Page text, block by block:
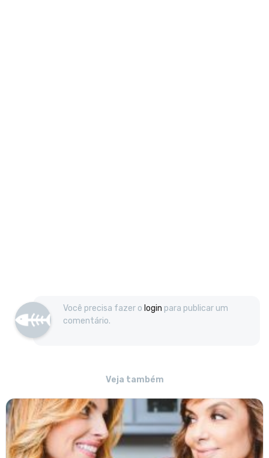
Você precisa fazer o login para publicar um
comentário.
Veja também